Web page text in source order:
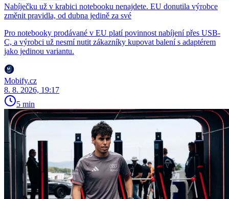
Nabíječku už v krabici notebooku nenajdete. EU donutila výrobce
změnit pravidla, od dubna jedině za své
Pro notebooky prodávané v EU platí povinnost nabíjení přes USB-
C, a výrobci už nesmí nutit zákazníky kupovat balení s adaptérem
jako jedinou variantu.
Mobify.cz
8. 8. 2026, 19:17
5 min